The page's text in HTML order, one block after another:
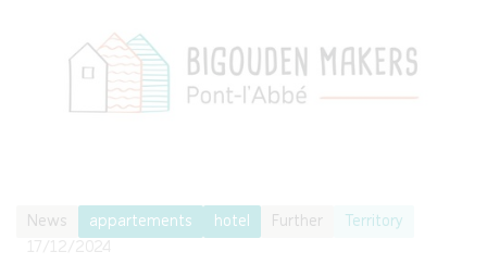
News appartements hotel Further
Territory